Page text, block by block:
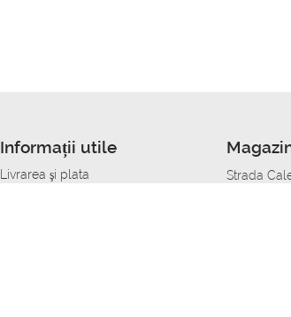
Informații utile
Livrarea şi plata
Strada